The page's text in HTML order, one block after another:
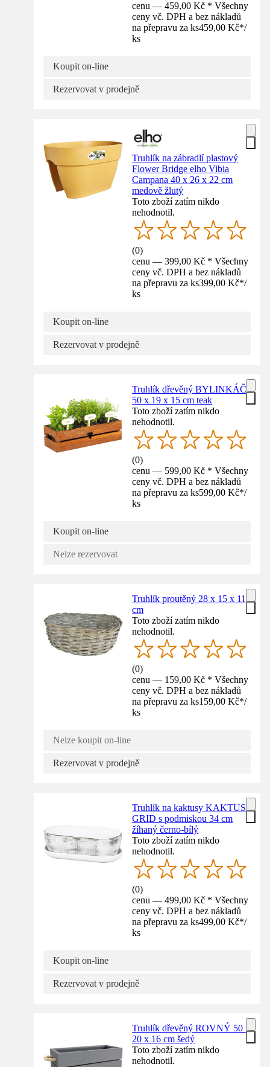
cenu — 459,00 Kč * Všechny
ceny vč. DPH a bez nákladů
na přepravu za ks459,00 Kč*/
ks
Koupit on-line
Rezervovat v prodejně
Truhlík na zábradlí plastový
Flower Bridge elho Vibia
Campana 40 x 26 x 22 cm
medově žlutý
Toto zboží zatím nikdo
nehodnotil.
(0)
cenu — 399,00 Kč * Všechny
ceny vč. DPH a bez nákladů
na přepravu za ks399,00 Kč*/
ks
Koupit on-line
Rezervovat v prodejně
Truhlík dřevěný BYLINKÁČ
50 x 19 x 15 cm teak
Toto zboží zatím nikdo
nehodnotil.
(0)
cenu — 599,00 Kč * Všechny
ceny vč. DPH a bez nákladů
na přepravu za ks599,00 Kč*/
ks
Koupit on-line
Nelze rezervovat
Truhlík proutěný 28 x 15 x 11
cm
Toto zboží zatím nikdo
nehodnotil.
(0)
cenu — 159,00 Kč * Všechny
ceny vč. DPH a bez nákladů
na přepravu za ks159,00 Kč*/
ks
Nelze koupit on-line
Rezervovat v prodejně
Truhlík na kaktusy KAKTUS
GRID s podmiskou 34 cm
žíhaný černo-bílý
Toto zboží zatím nikdo
nehodnotil.
(0)
cenu — 499,00 Kč * Všechny
ceny vč. DPH a bez nákladů
na přepravu za ks499,00 Kč*/
ks
Koupit on-line
Rezervovat v prodejně
Truhlík dřevěný ROVNÝ 50 x
20 x 16 cm šedý
Toto zboží zatím nikdo
nehodnotil.